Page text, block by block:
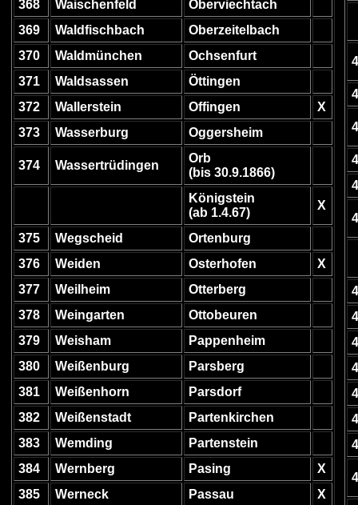
368 Waischenfeld
Oberviechtach
369
Waldfischbach
Oberzeitelbach
370
Waldmünchen
Ochsenfurt
371
Waldsassen
Öttingen
372
Wallerstein Offingen
X
373
Wasserburg Oggersheim
374 Wassertrüdingen
Orb
(bis 30.9.1866)
Königstein
(ab 1.4.67)
X
375 Wegscheid
Ortenburg
376
Weiden Osterhofen
X
377
Weilheim
Otterberg
378
Weingarten
Ottobeuren
379
Weisham
Pappenheim
380
Weißenburg
Parsberg
381
Weißenhorn
Parsdorf
382
Weißenstadt
Partenkirchen
383
Wemding
Partenstein
384
Wernberg Pasing
X
385
Werneck Passau
X